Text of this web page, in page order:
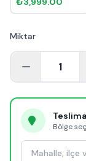
Miktar
1
Bölge